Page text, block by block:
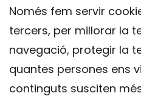
Només fem servir
tercers, per millorar la
navegació, protegir la
quantes persones ens
continguts susciten